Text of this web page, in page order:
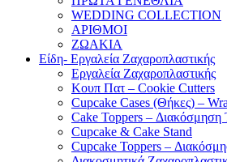
WEDDING COLLECTION
ΑΡΙΘΜΟΙ
ΖΩΑΚΙΑ
Είδη- Εργαλεία Ζαχαροπλαστικής
Εργαλεία Ζαχαροπλαστικής
Κουπ Πατ – Cookie Cutters
Cupcake Cases (Θήκες) –
Cake Toppers – Διακόσμηση
Cupcake & Cake Stand
Cupcake Toppers –